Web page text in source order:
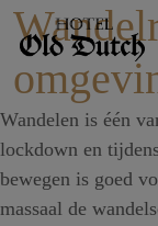
Wandelen is één
lockdown en
bewegen is goed
massaal de